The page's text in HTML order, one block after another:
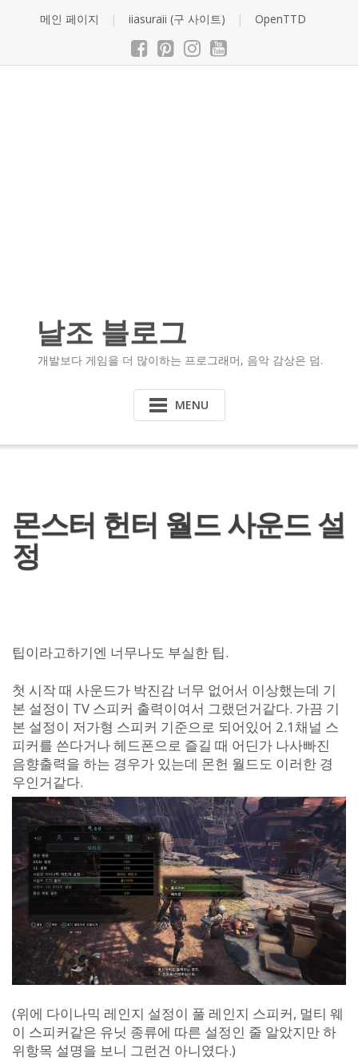
메인 페이지 iiasuraii (구 사이트) OpenTTD
날조 블로그
개발보다 게임을 더 많이하는 프로그래머, 음악 감상은 덤.
MENU
몬스터 헌터 월드 사운드 설
정
팁이라고하기엔 너무나도 부실한 팁.
첫 시작 때 사운드가 박진감 너무 없어서 이상했는데 기
본 설정이 TV 스피커 출력이여서 그랬던거같다. 가끔 기
본 설정이 저가형 스피커 기준으로 되어있어 2.1채널 스
피커를 쓴다거나 헤드폰으로 즐길 때 어딘가 나사빠진
음향출력을 하는 경우가 있는데 몬헌 월드도 이러한 경
우인거같다.
(위에 다이나믹 레인지 설정이 풀 레인지 스피커, 멀티 웨
이 스피커같은 유닛 종류에 따른 설정인 줄 알았지만 하
위항목 설명을 보니 그런건 아니였다.)